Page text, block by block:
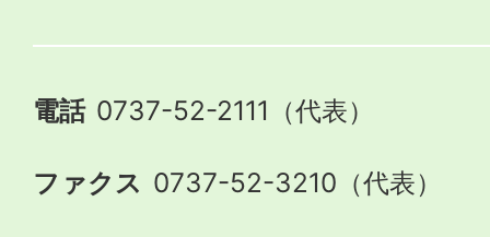
電話 0737-52-2111（代表）
ファクス 0737-52-3210（代表）